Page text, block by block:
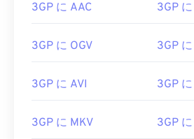
3GP に AAC 3GP
3GP に OGV 3GP
3GP に AVI 3GP
3GP に MKV 3GP